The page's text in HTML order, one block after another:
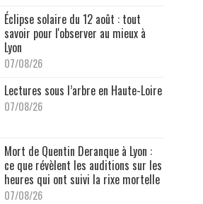
Éclipse solaire du 12 août : tout
savoir pour l'observer au mieux à
Lyon
07/08/26
Lectures sous l’arbre en Haute-Loire
07/08/26
Mort de Quentin Deranque à Lyon :
ce que révèlent les auditions sur les
heures qui ont suivi la rixe mortelle
07/08/26